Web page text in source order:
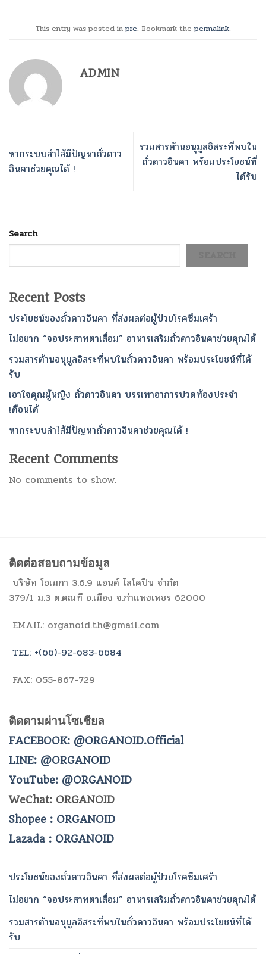
This entry was posted in pre. Bookmark the permalink.
ADMIN
หากระบบลำไส้มีปัญหาถั่วดาว
อินคาช่วยคุณได้ !
รวมสารต้านอนุมูลอิสระที่พบใน
ถั่วดาวอินคา พร้อมประโยชน์ที่
ได้รับ
Search
Recent Posts
ประโยชน์ของถั่วดาวอินคา ที่ส่งผลต่อผู้ป่วยโรคซึมเศร้า
ไม่อยาก “จอประสาทตาเสื่อม” อาหารเสริมถั่วดาวอินคาช่วยคุณได้
รวมสารต้านอนุมูลอิสระที่พบในถั่วดาวอินคา พร้อมประโยชน์ที่ได้
รับ
เอาใจคุณผู้หญิง ถั่วดาวอินคา บรรเทาอาการปวดท้องประจำ
เดือนได้
หากระบบลำไส้มีปัญหาถั่วดาวอินคาช่วยคุณได้ !
Recent Comments
No comments to show.
ติดต่อสอบถามข้อมูล
บริษัท โอเมกา 3.6.9 แอนด์ ไลโคปีน จำกัด
379/1 ม.3 ต.คณฑี อ.เมือง จ.กำแพงเพชร 62000
EMAIL: organoid.th@gmail.com
TEL: +(66)-92-683-6684
FAX: 055-867-729
ติดตามผ่านโซเชียล
FACEBOOK: @ORGANOID.Official
LINE: @ORGANOID
YouTube: @ORGANOID
WeChat: ORGANOID
Shopee : ORGANOID
Lazada : ORGANOID
ประโยชน์ของถั่วดาวอินคา ที่ส่งผลต่อผู้ป่วยโรคซึมเศร้า
ไม่อยาก “จอประสาทตาเสื่อม” อาหารเสริมถั่วดาวอินคาช่วยคุณได้
รวมสารต้านอนุมูลอิสระที่พบในถั่วดาวอินคา พร้อมประโยชน์ที่ได้
รับ